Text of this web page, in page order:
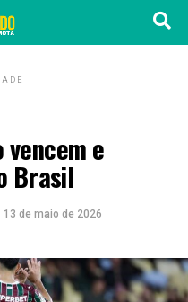
e
Brasil
13 de maio de 2026